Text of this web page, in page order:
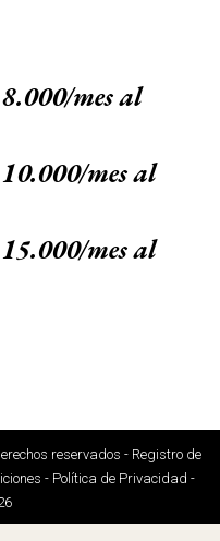
mes al
mes al
mes al
reservados - Registro de
- Política de Privacidad -